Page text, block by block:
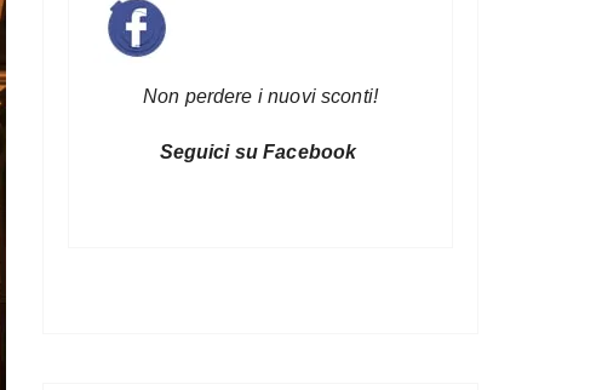
Non perdere i nuovi sconti!
Seguici su Facebook